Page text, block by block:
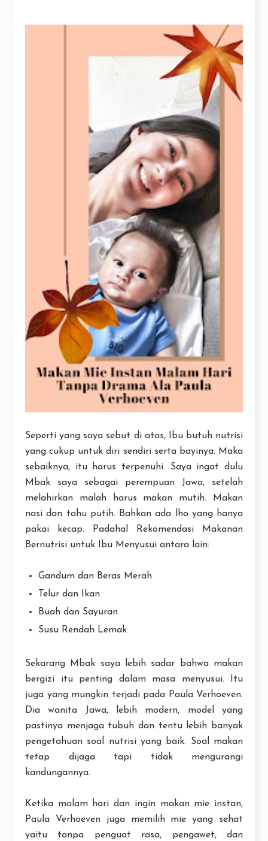
Seperti yang saya sebut di atas, Ibu butuh nutrisi
yang cukup untuk diri sendiri serta bayinya. Maka
sebaiknya, itu harus terpenuhi. Saya ingat dulu
Mbak saya sebagai perempuan Jawa, setelah
melahirkan malah harus makan mutih. Makan
nasi dan tahu putih. Bahkan ada lho yang hanya
pakai kecap. Padahal Rekomendasi Makanan
Bernutrisi untuk Ibu Menyusui antara lain:
Gandum dan Beras Merah
Telur dan Ikan
Buah dan Sayuran
Susu Rendah Lemak
Sekarang Mbak saya lebih sadar bahwa makan
bergizi itu penting dalam masa menyusui. Itu
juga yang mungkin terjadi pada Paula Verhoeven.
Dia wanita Jawa, lebih modern, model yang
pastinya menjaga tubuh dan tentu lebih banyak
pengetahuan soal nutrisi yang baik. Soal makan
tetap dijaga tapi tidak mengurangi
kandungannya.
Ketika malam hari dan ingin makan mie instan,
Paula Verhoeven juga memilih mie yang sehat
yaitu tanpa penguat rasa, pengawet, dan